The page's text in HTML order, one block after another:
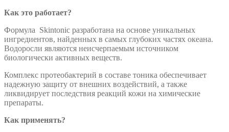
Как это работает?
Формула Skintonic разработана на основе уникальных
ингредиентов, найденных в самых глубоких частях океана.
Водоросли являются неисчерпаемым источником
биологически активных веществ.
Комплекс протеобактерий в составе тоника обеспечивает
надежную защиту от внешних воздействий, а также
ликвидирует последствия реакций кожи на химические
препараты.
Как применять?